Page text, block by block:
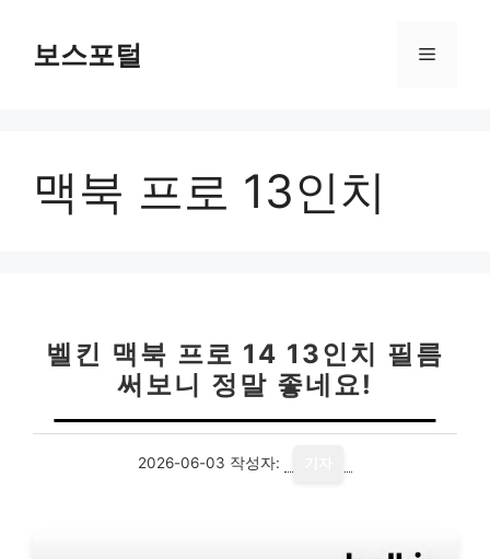
보스포털 메
맥북 프로 13인치
벨킨 맥북 프로 14 13인치 필름
써보니 정말 좋네요!
2026-06-03 작성자: